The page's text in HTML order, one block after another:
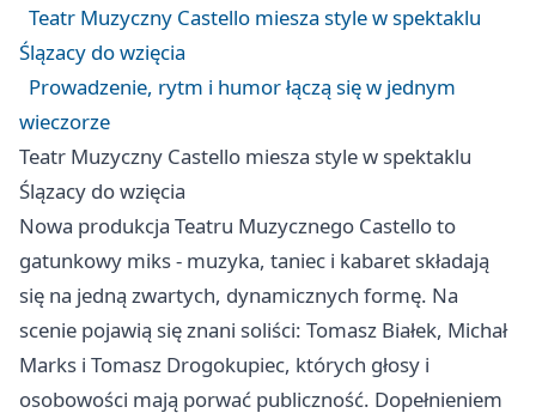
Teatr Muzyczny Castello miesza style w spektaklu
Ślązacy do wzięcia
Prowadzenie, rytm i humor łączą się w jednym
wieczorze
Teatr Muzyczny Castello miesza style w spektaklu
Ślązacy do wzięcia
Nowa produkcja Teatru Muzycznego Castello to
gatunkowy miks - muzyka, taniec i kabaret składają
się na jedną zwartych, dynamicznych formę. Na
scenie pojawią się znani soliści: Tomasz Białek, Michał
Marks i Tomasz Drogokupiec, których głosy i
osobowości mają porwać publiczność. Dopełnieniem